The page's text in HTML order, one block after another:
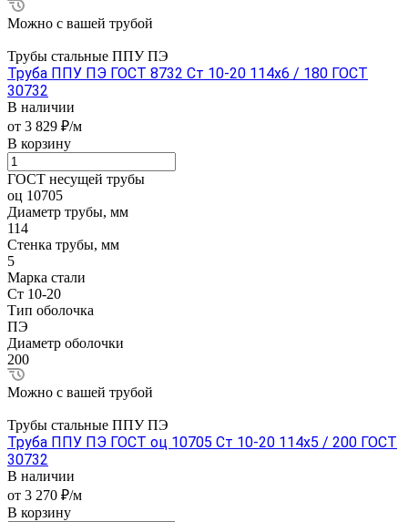
Можно с вашей трубой
Трубы стальные ППУ ПЭ
Труба ППУ ПЭ ГОСТ 8732 Ст 10-20 114x6 / 180 ГОСТ
30732
В наличии
от 3 829 ₽/м
В корзину
ГОСТ несущей трубы
оц 10705
Диаметр трубы, мм
114
Стенка трубы, мм
5
Марка стали
Ст 10-20
Тип оболочка
ПЭ
Диаметр оболочки
200
Можно с вашей трубой
Трубы стальные ППУ ПЭ
Труба ППУ ПЭ ГОСТ оц 10705 Ст 10-20 114x5 / 200 ГОСТ
30732
В наличии
от 3 270 ₽/м
В корзину